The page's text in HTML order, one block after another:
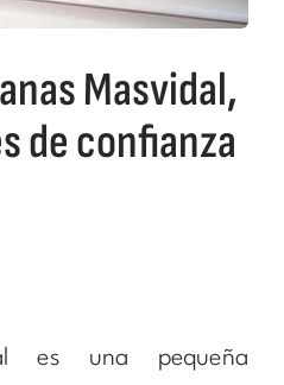
Masvidal,
de confianza
es una pequeña